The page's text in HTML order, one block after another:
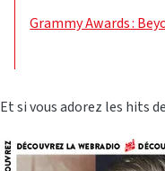
Grammy Awards :
Et si vous adorez les hits